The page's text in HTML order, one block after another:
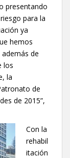
presentando
para la
ya
hemos
de
los
la
de
de 2015”,
Con la
rehabil
itación